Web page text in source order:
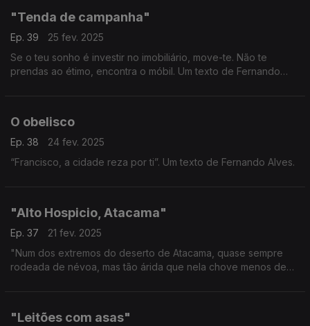
"Tenda de campanha"
Ep. 39
25 fev. 2025
Se o teu sonho é investir no imobiliário, move-te. Não te
prendas ao étimo, encontra o móbil. Um texto de Fernando
O obelisco
Ep. 38
24 fev. 2025
“Francisco, a cidade reza por ti”. Um texto de Fernando Alves.
"Alto Hospicio, Atacama"
Ep. 37
21 fev. 2025
"Num dos extremos do deserto de Atacama, quase sempre
rodeada de névoa, mas tão árida que nela chove menos de
"Leitões com asas"